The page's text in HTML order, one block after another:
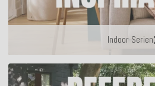
Indoor Serien